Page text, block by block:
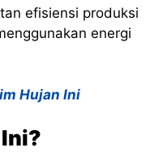
efisiensi produksi
energi
Hujan Ini